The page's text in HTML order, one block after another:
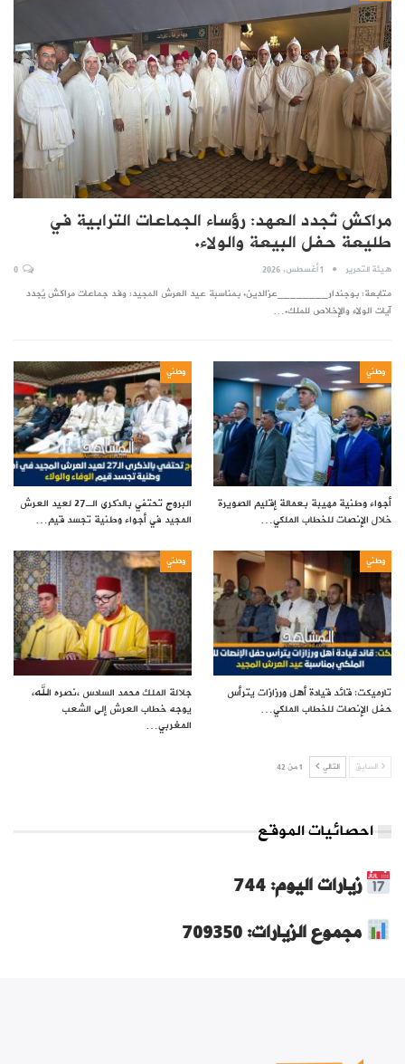
مراكش تُجدد العهد: رؤساء الجماعات الترابية في
طليعة حفل البيعة والولاء.
هيئة التحرير 1 أغسطس, 2026
متابعة: بوجندار________عزالدين. بمناسبة عيد العرش المجيد: وفد جماعات مراكش يُجدد
آيات الولاء والإخلاص للملك.…
وطني
أجواء وطنية مهيبة بعمالة إقليم الصويرة
خلال الإنصات للخطاب الملكي…
وطني
البروج تحتفي بالذكرى الـ27 لعيد العرش
المجيد في أجواء وطنية تجسد قيم…
وطني
تارميكت: قائد قيادة أهل ورزازات يترأس
حفل الإنصات للخطاب الملكي…
وطني
جلالة الملك محمد السادس ،نصره الله،
يوجه خطاب العرش إلى الشعب
المغربي…
السابق التالي 1 من 42
احصائيات الموقع
زيارات اليوم: 744
مجموع الزيارات: 709350